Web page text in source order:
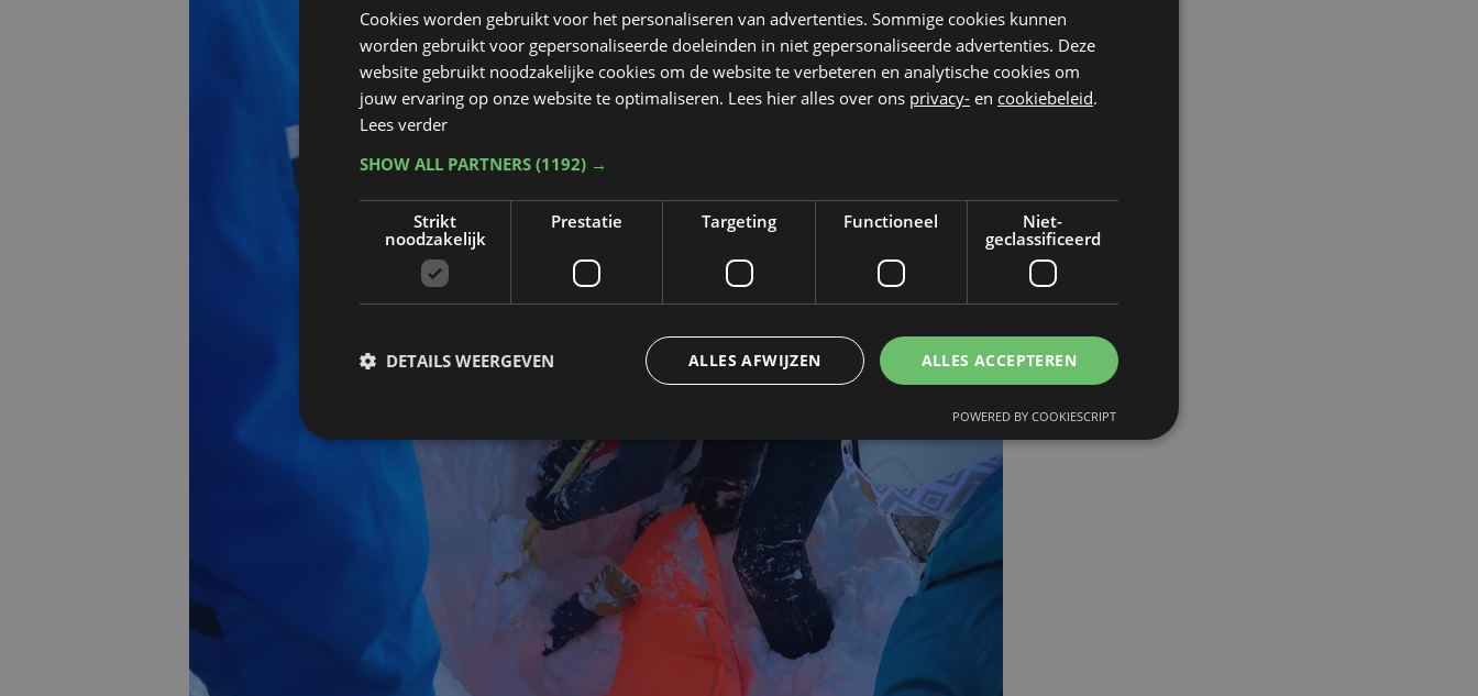
Cookies worden gebruikt voor het personaliseren van advertenties. Sommige cookies kunnen
worden gebruikt voor gepersonaliseerde doeleinden in niet gepersonaliseerde advertenties. Deze
website gebruikt noodzakelijke cookies om de website te verbeteren en analytische cookies om
jouw ervaring op onze website te optimaliseren. Lees hier alles over ons privacy- en cookiebeleid.
Lees verder
SHOW ALL PARTNERS (1192) →
Strikt
noodzakelijk
Prestatie Targeting Functioneel
Niet-
geclassificeerd
ALLES ACCEPTEREN
ALLES AFWIJZEN
DETAILS WEERGEVEN
POWERED BY COOKIESCRIPT